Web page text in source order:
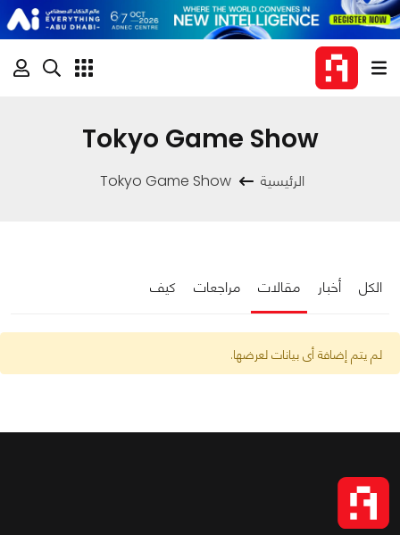
Tokyo Game Show
الرئيسية Tokyo Game Show
الكل أخبار مقالات مراجعات كيف
لم يتم إضافة أى بيانات لعرضها.